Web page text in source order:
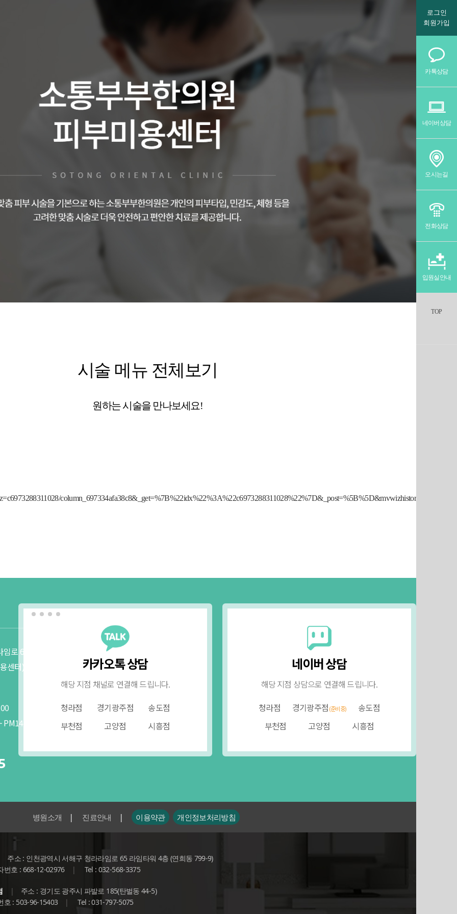
시술 메뉴 전체보기
원하는 시술을 만나보세요!
column_697334afa38c8&_get=%7B%22idx%22%3A%22c6973288311028%22%7D&_post=%5B%5D&mvwizhistory_id=
로 65 라임타워
센터),
PM14:00
진료안내(경기광주점)
진료시간
09:30 ~
점심시간 :PM13:00 ~
상담/예약 031-797-5075
진료안내(송도점)
아데니움플라자 5F
진료시간 09:30 ~
공휴일 :
AM09:30 ~
점심시간 :PM13:00 ~
상담/예약 032-858-3375
카카오톡 상담
해당 지점 채널로 연결해 드립니다.
청라점
경기광주점
송도점
부천점
고양점 시흥점
네이버 상담
해당 지점 상담으로 연결해 드립니다.
청라점
경기광주점(준비중)
송도점
부천점
고양점 시흥점
병원소개 | 진료안내 | 이용약관 개인정보처리방침
주소 : 인천광역시 서해구 청라라임로 65 라임타워 4층 (연희동 799-9)
번호 : 668-12-02976
| Tel : 032-568-3375
|
주소 : 경기도 광주시 파발로 185(탄벌동 44-5)
호 : 503-96-15403
| Tel : 031-797-5075
로그인
회원가입
카톡상담
네이버상담
오시는길
전화상담
입원실안내
TOP